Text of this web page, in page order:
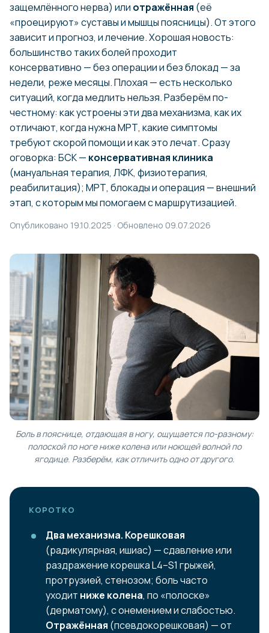
защемлённого нерва) или отражённая (её
«проецируют» суставы и мышцы поясницы). От этого
зависит и прогноз, и лечение. Хорошая новость:
большинство таких болей проходит
консервативно — без операции и без блокад — за
недели, реже месяцы. Плохая — есть несколько
ситуаций, когда медлить нельзя. Разберём по-
честному: как устроены эти два механизма, как их
отличают, когда нужна МРТ, какие симптомы
требуют скорой помощи и как это лечат. Сразу
оговорка: БСК — консервативная клиника
(мануальная терапия, ЛФК, физиотерапия,
реабилитация); МРТ, блокады и операция — внешний
этап, с которым мы помогаем с маршрутизацией.
Опубликовано 19.10.2025 · Обновлено 09.07.2026
Боль в пояснице, отдающая в ногу, ощущается по-разному:
полоской по ноге ниже колена или ноющей волной по
ягодице. Разберём, как отличить одно от другого.
КОРОТКО
Два механизма. Корешковая
(радикулярная, ишиас) — сдавление или
раздражение корешка L4–S1 грыжей,
протрузией, стенозом; боль часто
уходит ниже колена, по «полоске»
(дерматому), с онемением и слабостью.
Отражённая (псевдокорешковая) — от